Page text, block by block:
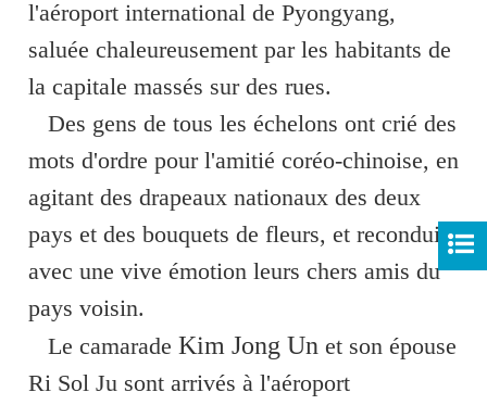
l'aéroport international de Pyongyang,
saluée chaleureusement par les habitants de
la capitale massés sur des rues.
Des gens de tous les échelons ont crié des
mots d'ordre pour l'amitié coréo-chinoise, en
agitant des drapeaux nationaux des deux
pays et des bouquets de fleurs, et reconduit
avec une vive émotion leurs chers amis du
pays voisin.
Le camarade Kim Jong Un et son épouse
Ri Sol Ju sont arrivés à l'aéroport